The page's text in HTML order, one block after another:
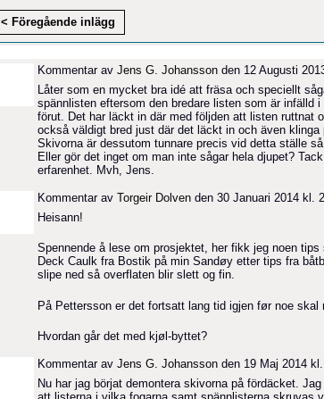
< Föregående inlägg
Kommentar av Jens G. Johansson den 12 Augusti
Låter som en mycket bra idé att fräsa och speciellt
spännlisten eftersom den bredare listen som är infälld
förut. Det har läckt in där med följden att listen ruttnat
också väldigt bred just där det läckt in och även
Skivorna är dessutom tunnare precis vid detta ställe
Eller gör det inget om man inte sågar hela djupet?
erfarenhet. Mvh, Jens.
Kommentar av Torgeir Dolven den 30 Januari 2014 kl.
Heisann!
Spennende å lese om prosjektet, her fikk jeg noen
Deck Caulk fra Bostik på min Sandøy etter tips fra
slipe ned så overflaten blir slett og fin.
På Pettersson er det fortsatt lang tid igjen før noe skal
Hvordan går det med kjøl-byttet?
Kommentar av Jens G. Johansson den 19 Maj 2014
Nu har jag börjat demontera skivorna på fördäcket.